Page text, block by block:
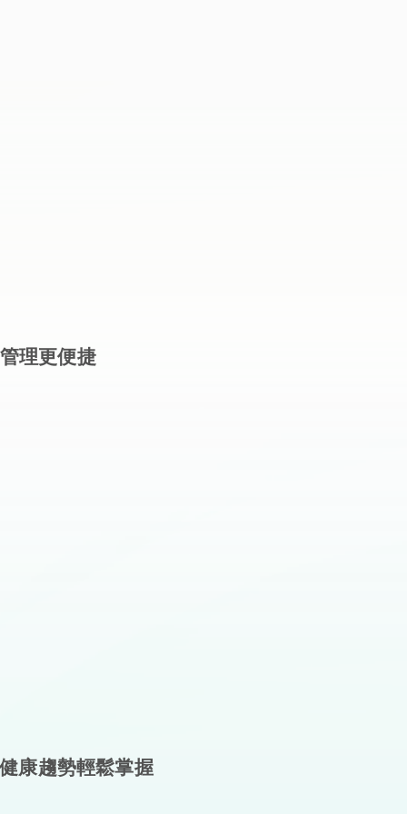
理更便捷
康趨勢輕鬆掌握